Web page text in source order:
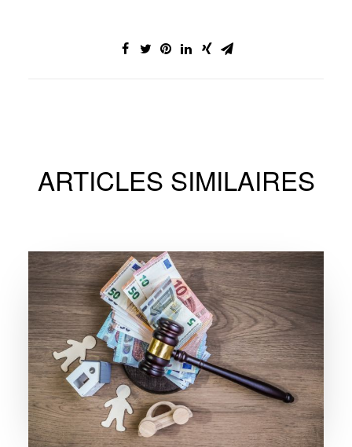
ARTICLES SIMILAIRES